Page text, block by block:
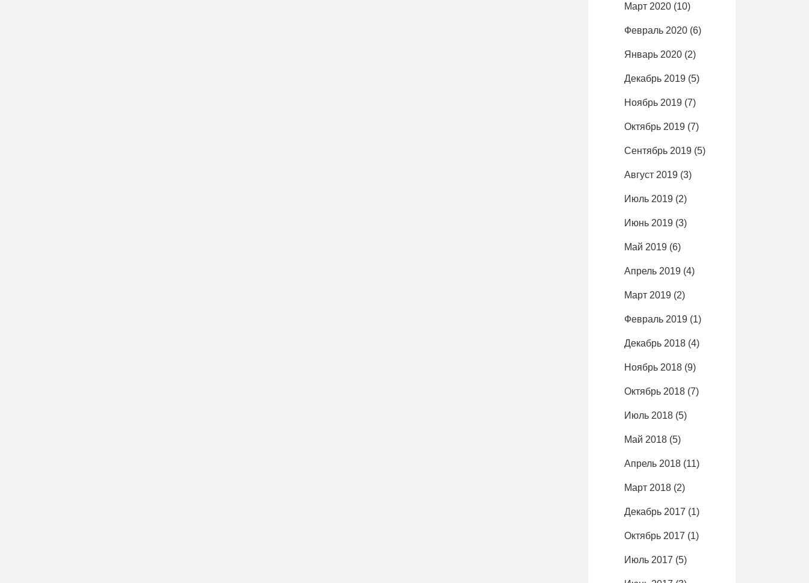
Март 2020 (10)
Февраль 2020 (6)
Январь 2020 (2)
Декабрь 2019 (5)
Ноябрь 2019 (7)
Октябрь 2019 (7)
Сентябрь 2019 (5)
Август 2019 (3)
Июль 2019 (2)
Июнь 2019 (3)
Май 2019 (6)
Апрель 2019 (4)
Март 2019 (2)
Февраль 2019 (1)
Декабрь 2018 (4)
Ноябрь 2018 (9)
Октябрь 2018 (7)
Июль 2018 (5)
Май 2018 (5)
Апрель 2018 (11)
Март 2018 (2)
Декабрь 2017 (1)
Октябрь 2017 (1)
Июль 2017 (5)